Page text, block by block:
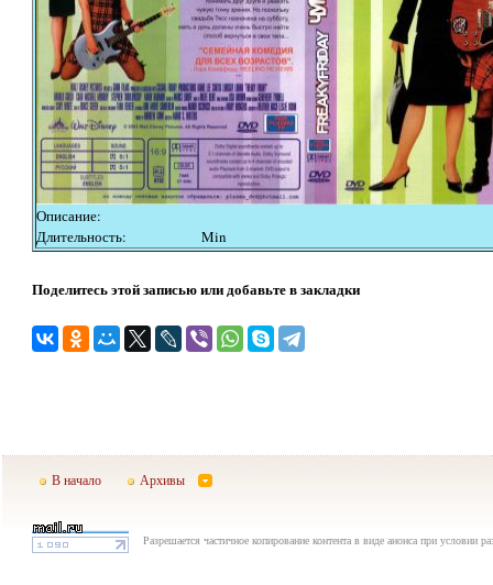
Описание:
Длительность:
Min
Поделитесь этой записью или добавьте в закладки
В начало Архивы
Разрешается частичное копирование контента в виде анонса при условии